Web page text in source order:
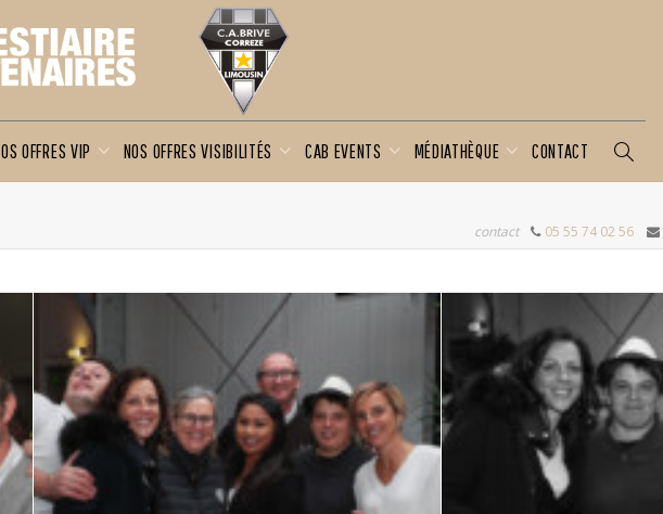
OFFRES VIP NOS OFFRES VISIBILITÉS CAB EVENTS MÉDIATHÈQUE CONTACT
contact 05 55 74 02 56